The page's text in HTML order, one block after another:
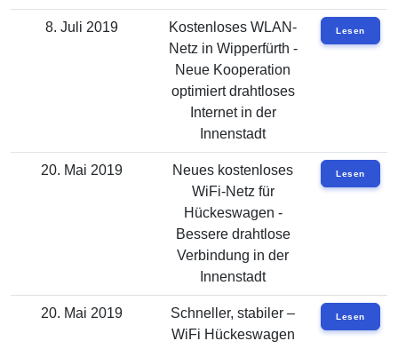
8. Juli 2019
Kostenloses WLAN-
Netz in Wipperfürth -
Neue Kooperation
optimiert drahtloses
Internet in der
Innenstadt
Lesen
20. Mai 2019
Neues kostenloses
WiFi-Netz für
Hückeswagen -
Bessere drahtlose
Verbindung in der
Innenstadt
Lesen
20. Mai 2019
Schneller, stabiler –
WiFi Hückeswagen
Lesen